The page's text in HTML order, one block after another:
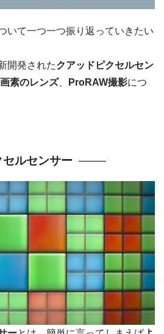
いて一つ一つ振り返っていきたい
開発されたクアッドピクセルセン
素のレンズ、 ProRAW撮影につ
ルセンサー